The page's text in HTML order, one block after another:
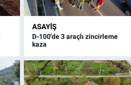
ASAYİŞ
D-100'de 3 araçlı zincirleme
kaza